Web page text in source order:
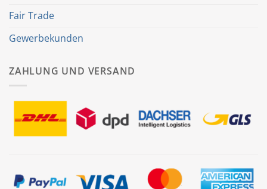
Fair Trade
Gewerbekunden
ZAHLUNG UND VERSAND